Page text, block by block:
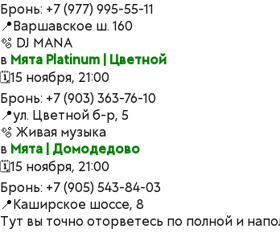
Бронь: +7 (977) 995-55-11
📍Варшавское ш. 160
🫧 DJ MANA
в Мята Platinum | Цветной
🗓️15 ноября, 21:00
Бронь: +7 (903) 363-76-10
📍ул. Цветной б-р, 5
🫧 Живая музыка
в Мята | Домодедово
🗓15 ноября, 21:00
Бронь: +7 (905) 543-84-03
📍Каширское шоссе, 8
Тут вы точно оторветесь по полной и